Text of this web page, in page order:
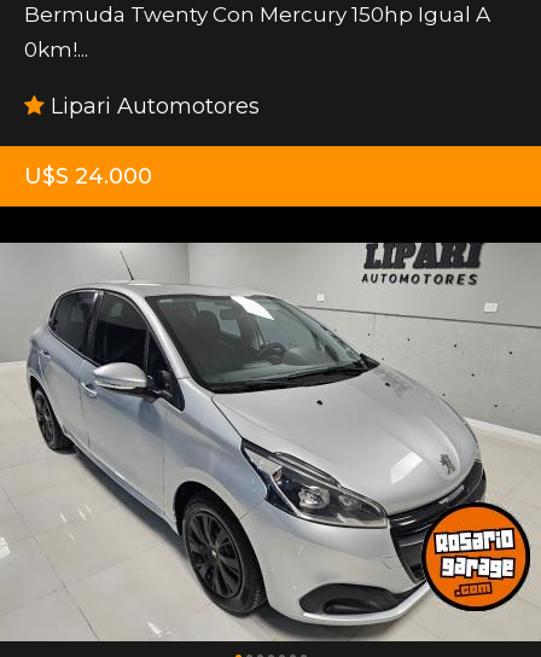
Bermuda Twenty Con Mercury 150hp Igual A
0km!...
Lipari Automotores
U$S 24.000